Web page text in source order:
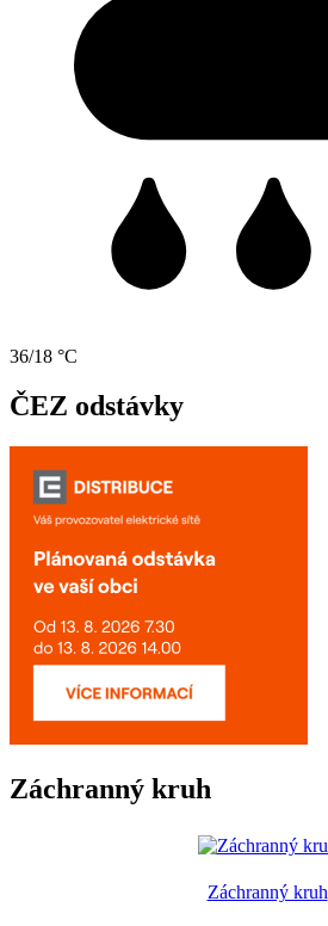
36/18 °C
ČEZ odstávky
Záchranný kruh
Záchranný kruh